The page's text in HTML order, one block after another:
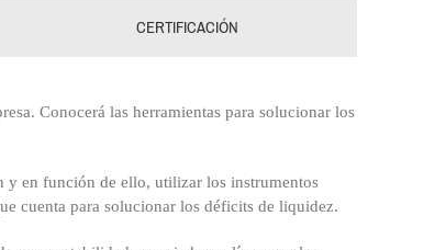
CERTIFICACIÓN
Conocerá las herramientas para solucionar los
y en función de ello, utilizar los instrumentos
cuenta para solucionar los déficits de liquidez.